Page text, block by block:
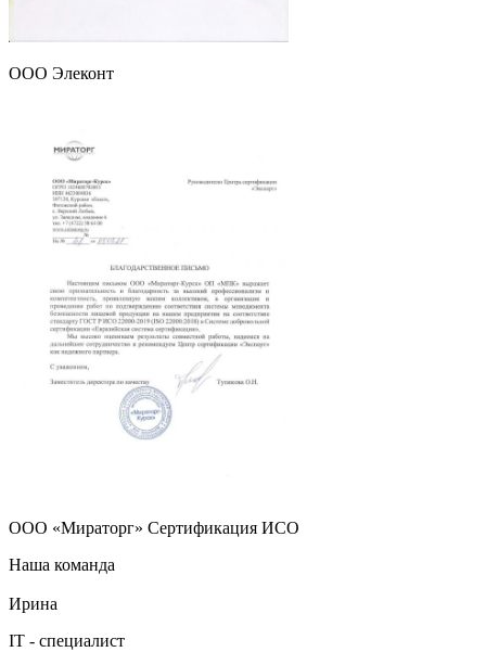
ООО Элеконт
ООО «Мираторг» Сертификация ИСО
Наша команда
Ирина
IT - специалист